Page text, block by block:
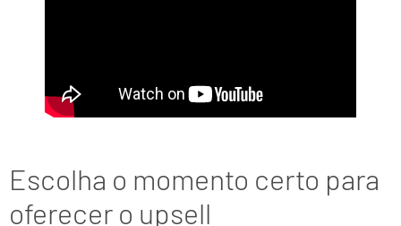
Escolha o momento certo para
oferecer o upsell